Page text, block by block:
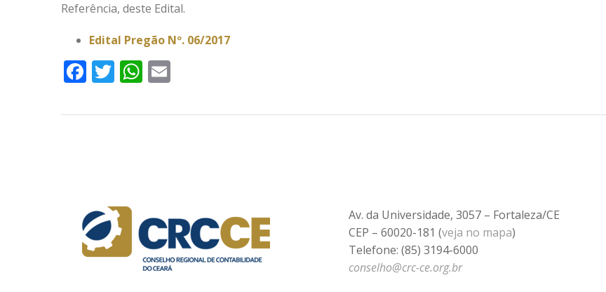
Referência, deste Edital.
Edital Pregão Nº. 06/2017
Facebook
TwitterWhatsApp
Av. da Universidade, 3057 – Fortaleza/CE
CEP – 60020-181 (veja no mapa)
Telefone: (85) 3194-6000
conselho@crc-ce.org.br